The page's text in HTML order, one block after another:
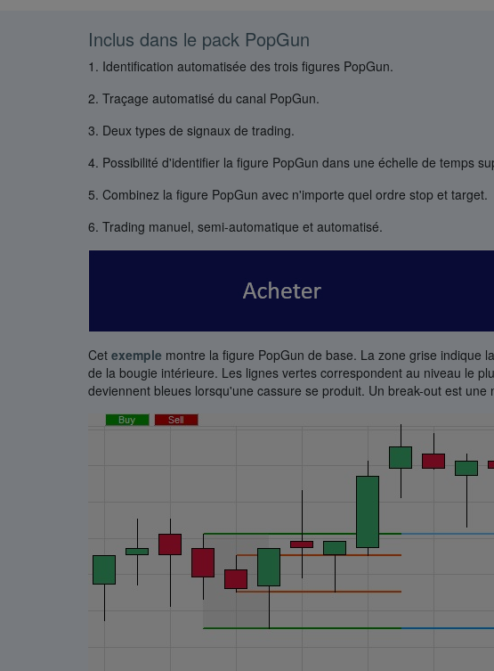
Inclus dans le pack PopGun
1. Identification automatisée des trois figures PopGun.
2. Traçage automatisé du canal PopGun.
3. Deux types de signaux de trading.
4. Possibilité d'identifier la figure PopGun dans une échelle de temps
5. Combinez la figure PopGun avec n'importe quel ordre stop et target.
6. Trading manuel, semi-automatique et automatisé.
Cet exemple montre la figure PopGun de base. La zone grise indique
de la bougie intérieure. Les lignes vertes correspondent au niveau le
deviennent bleues lorsqu'une cassure se produit. Un break-out est